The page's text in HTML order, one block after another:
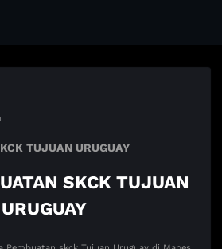
TUJUAN URUGUAY
SKCK TUJUAN
URUGUAY